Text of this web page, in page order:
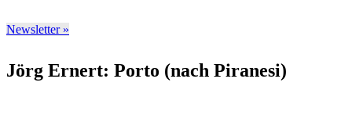
Newsletter »
Jörg Ernert: Porto (nach Piranesi)